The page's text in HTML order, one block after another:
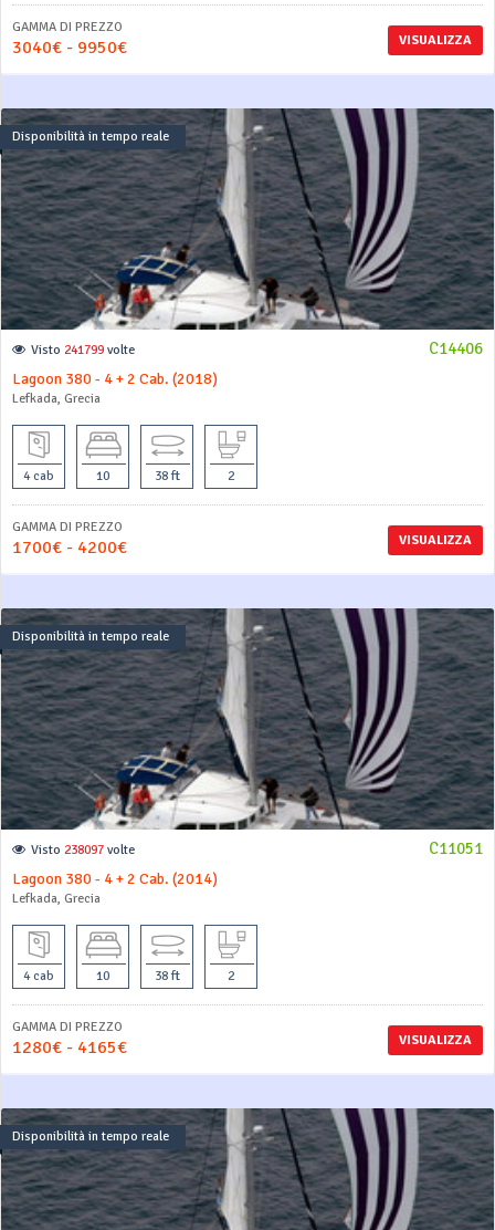
VISUALIZZA
GAMMA DI PREZZO
3040€ - 9950€
Disponibilità in tempo reale
C14406
Visto 241799 volte
Lagoon 380 - 4 + 2 Cab. (2018)
Lefkada, Grecia
4 cab 10 38 ft 2
VISUALIZZA
GAMMA DI PREZZO
1700€ - 4200€
Disponibilità in tempo reale
C11051
Visto 238097 volte
Lagoon 380 - 4 + 2 Cab. (2014)
Lefkada, Grecia
4 cab 10 38 ft 2
VISUALIZZA
GAMMA DI PREZZO
1280€ - 4165€
Disponibilità in tempo reale